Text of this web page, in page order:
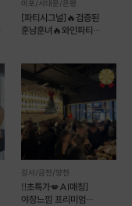
마포/서대문/은평
[파티시그널]🔥검증된
훈남훈녀🔥와인파티
강서/금천/양천
‼️초특가💋AI매칭]
야장느낌 프리미엄